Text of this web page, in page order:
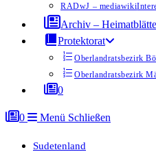
RADwJ – mediawiki
Archiv –
Protektorat
Oberlandratsbezirk
Oberlandratsbezirk
0
0 Menü Schließen
Sudetenland